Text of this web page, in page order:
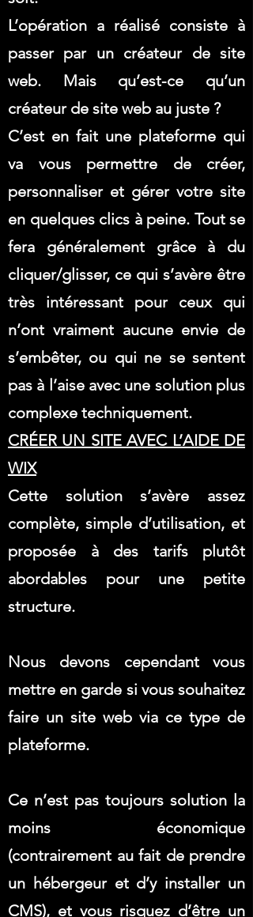
L’opération a réalisé consiste à
passer par un créateur de site
web. Mais qu’est-ce qu’un
créateur de site web au juste ?
C’est en fait une plateforme qui
va vous permettre de créer,
personnaliser et gérer votre site
en quelques clics à peine. Tout se
fera généralement grâce à du
cliquer/glisser, ce qui s’avère être
très intéressant pour ceux qui
n’ont vraiment aucune envie de
s’embêter, ou qui ne se sentent
pas à l’aise avec une solution plus
complexe techniquement.
CRÉER UN SITE AVEC L’AIDE DE
WIX
Cette solution s’avère assez
complète, simple d’utilisation, et
proposée à des tarifs plutôt
abordables pour une petite
structure.
Nous devons cependant vous
mettre en garde si vous souhaitez
faire un site web via ce type de
plateforme.
Ce n’est pas toujours solution la
moins économique
(contrairement au fait de prendre
un hébergeur et d’y installer un
CMS), et vous risquez d’être un